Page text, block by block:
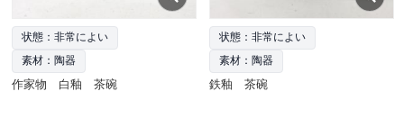
状態：非常によい
素材：陶器
作家物 白釉 茶碗
状態：非常によい
素材：陶器
鉄釉 茶碗